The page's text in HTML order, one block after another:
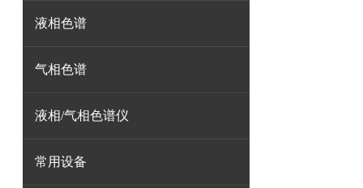
液相色谱
气相色谱
液相/气相色谱仪
常用设备